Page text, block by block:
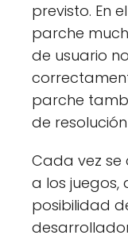
previsto. En
parche
de usuario
parche
de
Cada vez
a los juegos,
posibilidad